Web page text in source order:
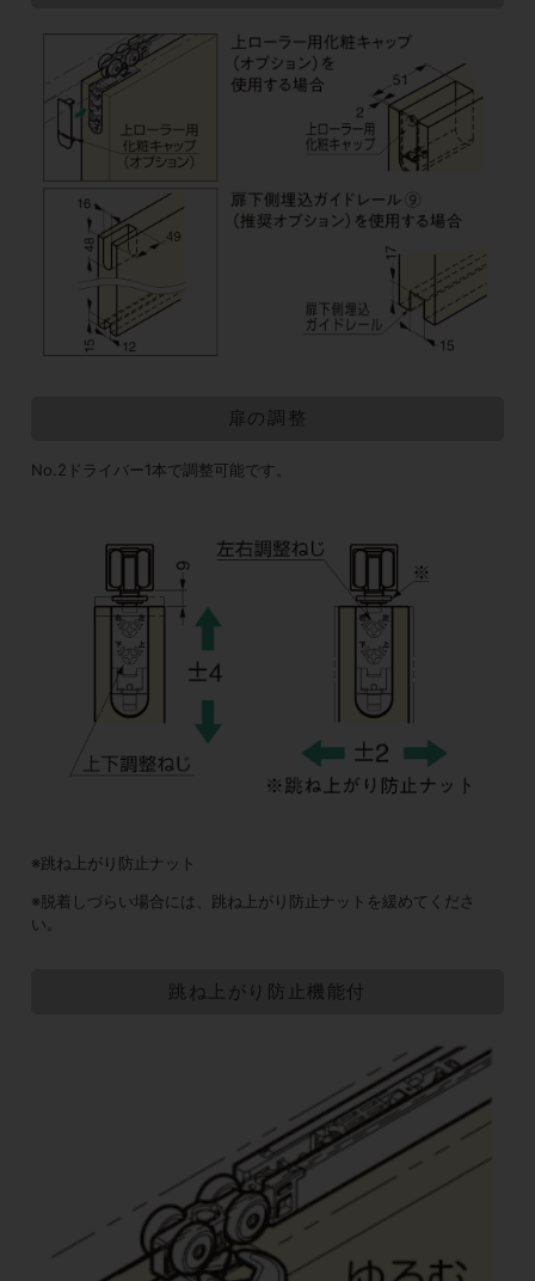
扉の調整
No.2ドライバー1本で調整可能です。
※跳ね上がり防止ナット
※脱着しづらい場合には、跳ね上がり防止ナットを緩めてくださ
い。
跳ね上がり防止機能付